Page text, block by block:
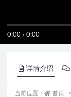
0:00 / 0:00
详情介绍
当前位置： 首页